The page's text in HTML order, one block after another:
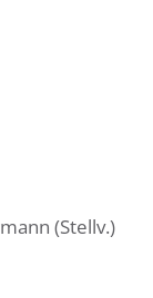
(Stellv.)